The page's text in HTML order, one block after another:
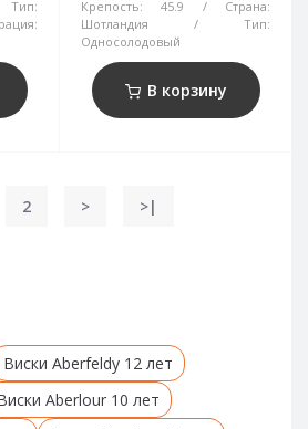
Тип:
Крепость:
45.9
Страна:
Шотландия
Тип:
Односолодовый
В корзину
2 > >|
Виски Aberfeldy 12 лет
Aberlour 10 лет